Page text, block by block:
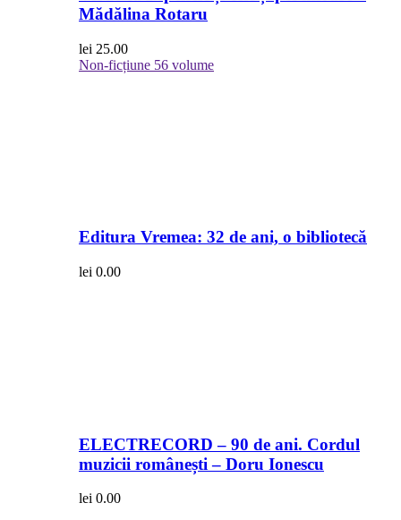
Mădălina Rotaru
lei 25.00
Non-ficțiune 56 volume
Editura Vremea: 32 de ani, o bibliotecă
lei 0.00
ELECTRECORD – 90 de ani. Cordul
muzicii românești – Doru Ionescu
lei 0.00